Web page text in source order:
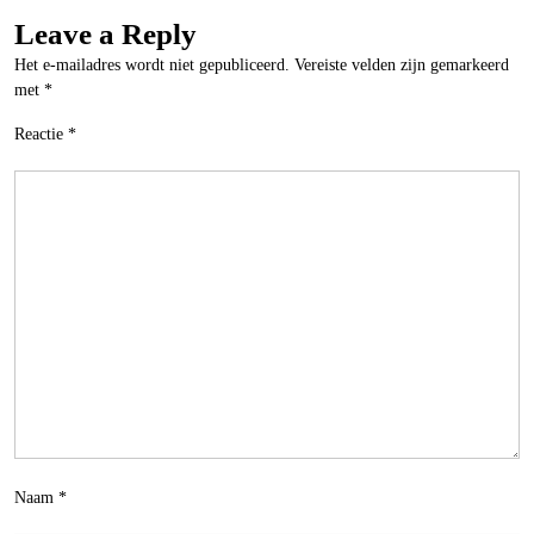
Leave a Reply
Het e-mailadres wordt niet gepubliceerd. Vereiste velden zijn gemarkeerd
met *
Reactie *
Naam *